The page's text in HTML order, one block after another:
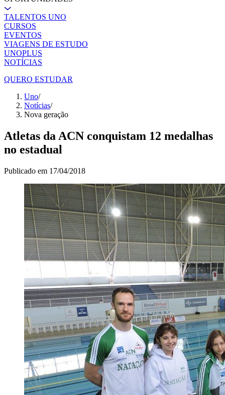
TALENTOS UNO
CURSOS
EVENTOS
VIAGENS DE ESTUDO
UNOPLUS
NOTÍCIAS
QUERO ESTUDAR
Uno/
Notícias/
Nova geração
Atletas da ACN conquistam 12 medalhas
no estadual
Publicado em 17/04/2018